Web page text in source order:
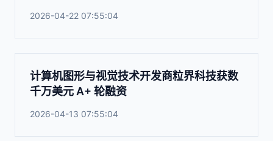
2026-04-22 07:55:04
计算机图形与视觉技术开发商粒界科技获数
千万美元 A+ 轮融资
2026-04-13 07:55:04